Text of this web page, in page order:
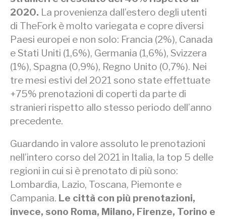
2020. La provenienza dall’estero degli utenti
di TheFork è molto variegata e copre diversi
Paesi europei e non solo: Francia (2%), Canada
e Stati Uniti (1,6%), Germania (1,6%), Svizzera
(1%), Spagna (0,9%), Regno Unito (0,7%). Nei
tre mesi estivi del 2021 sono state effettuate
+75% prenotazioni di coperti da parte di
stranieri rispetto allo stesso periodo dell’anno
precedente.
Guardando in valore assoluto le prenotazioni
nell’intero corso del 2021 in Italia, la top 5 delle
regioni in cui si è prenotato di più sono:
Lombardia, Lazio, Toscana, Piemonte e
Campania. Le città con più prenotazioni,
invece, sono Roma, Milano, Firenze, Torino e